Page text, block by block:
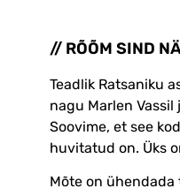
// RÕÕM SIND
Teadlik Ratsaniku
nagu Marlen
Soovime, et see
huvitatud on. Üks
Mõte on